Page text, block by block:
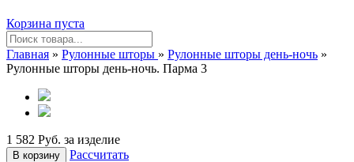
Корзина пуста
Главная » Рулонные шторы » Рулонные шторы день-ночь »
Рулонные шторы день-ночь. Парма 3
1 582 Руб. за изделие
В корзину Рассчитать